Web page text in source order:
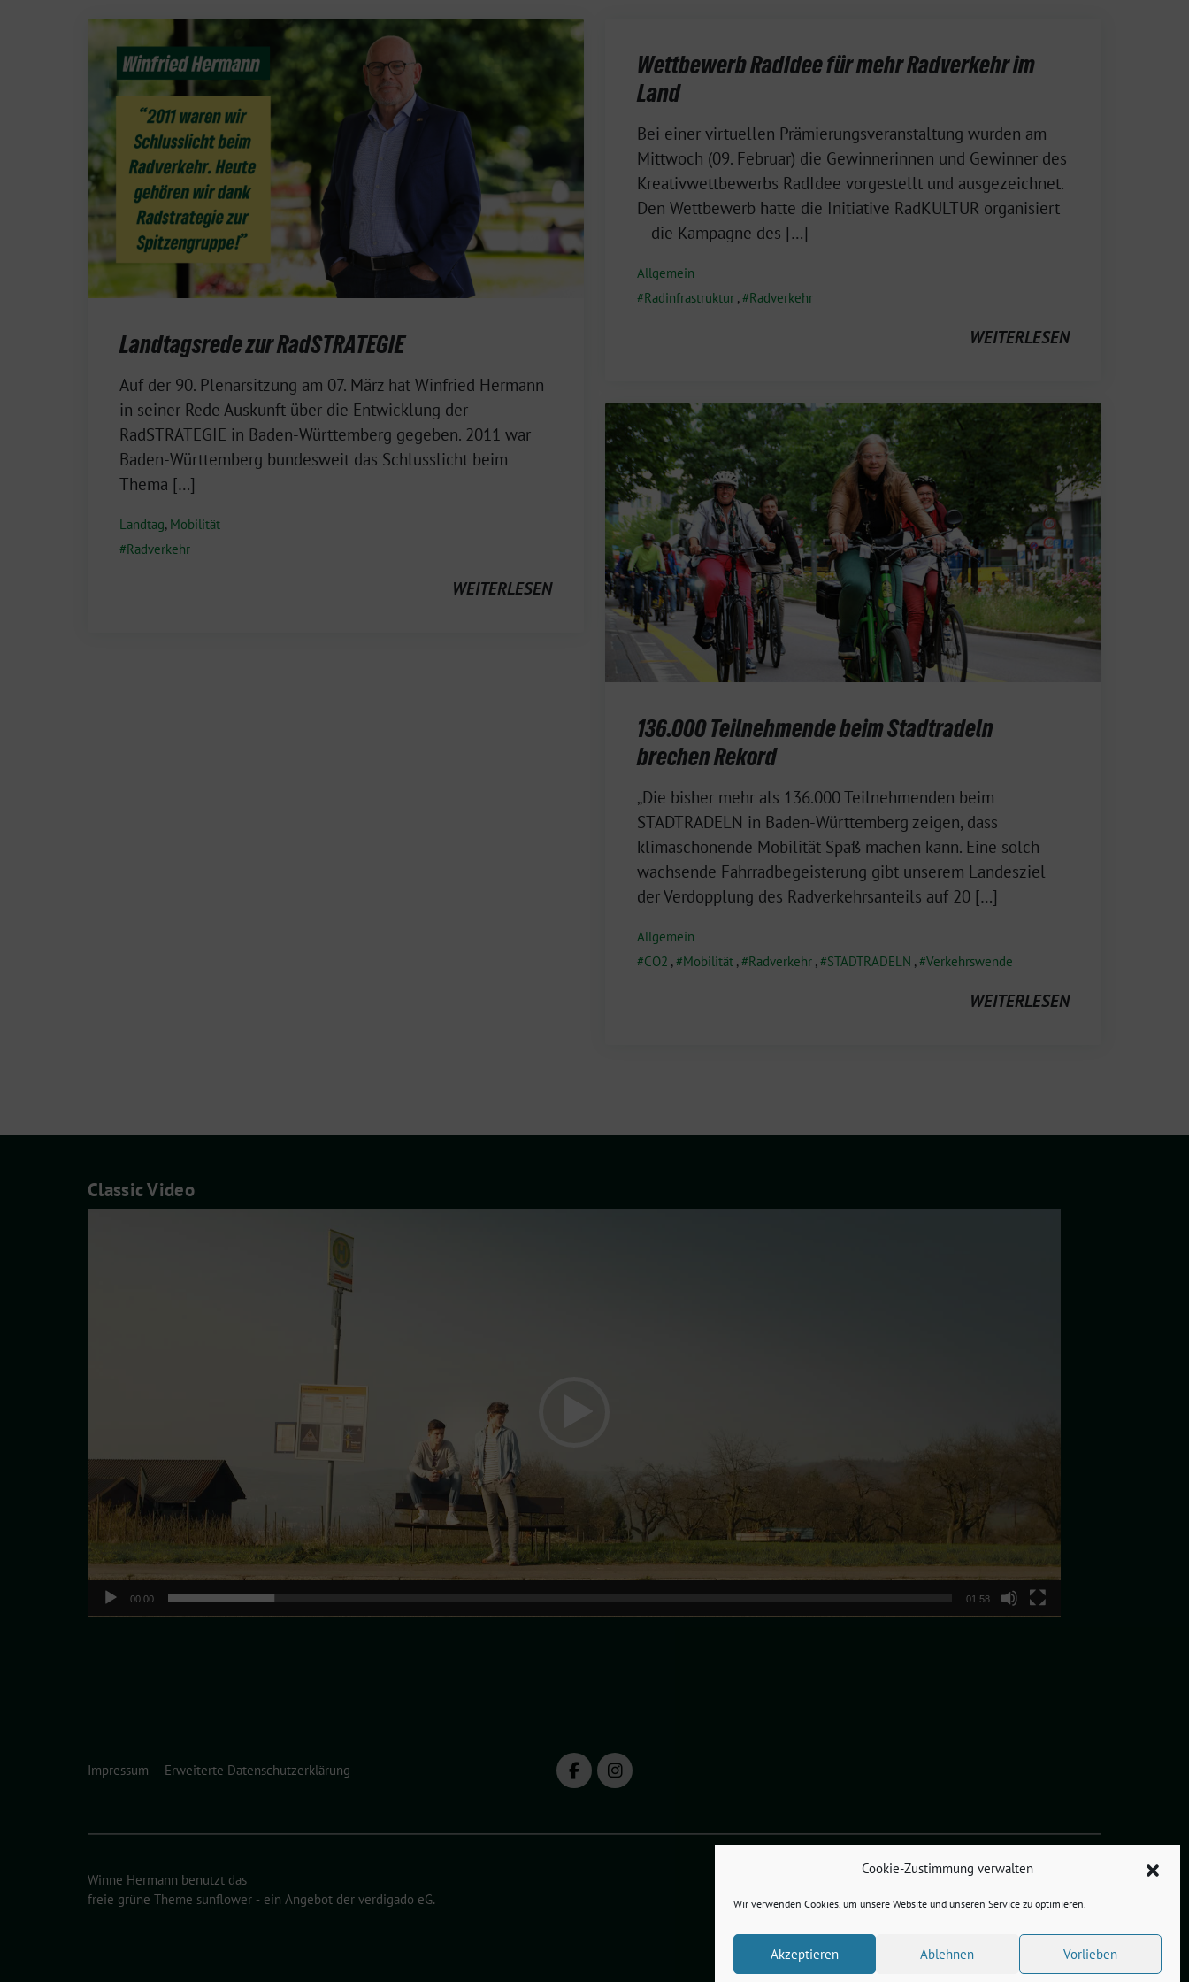
Cookie-Zustimmung verwalten
Wir verwenden Cookies, um unsere Website und unseren Service zu optimieren.
Akzeptieren Ablehnen Vorlieben
Landtagsrede zur RadSTRATEGIE
11.
März
2024
Auf der 90. Plenarsitzung am 07. März hat Winfried Hermann
in seiner Rede Auskunft über die Entwicklung der
RadSTRATEGIE in Baden-Württemberg gegeben. 2011 war
Baden-Württemberg bundesweit das Schlusslicht beim
Thema […]
Landtag, Mobilität
Radverkehr
WEITERLESEN
Wettbewerb RadIdee für mehr Radverkehr im
Land
10.
Februar
2022
Bei einer virtuellen Prämierungsveranstaltung wurden am
Mittwoch (09. Februar) die Gewinnerinnen und Gewinner des
Kreativwettbewerbs RadIdee vorgestellt und ausgezeichnet.
Den Wettbewerb hatte die Initiative RadKULTUR organisiert
– die Kampagne des […]
Allgemein
Radinfrastruktur , Radverkehr
WEITERLESEN
136.000 Teilnehmende beim Stadtradeln
brechen Rekord
24.
August
2021
„Die bisher mehr als 136.000 Teilnehmenden beim
STADTRADELN in Baden-Württemberg zeigen, dass
klimaschonende Mobilität Spaß machen kann. Eine solch
wachsende Fahrradbegeisterung gibt unserem Landesziel
der Verdopplung des Radverkehrsanteils auf 20 […]
Allgemein
CO2 , Mobilität , Radverkehr , STADTRADELN , Verkehrswende
WEITERLESEN
Classic Video
00:00 01:58
Impressum Erweiterte Datenschutzerklärung
Winne Hermann benutzt das
freie grüne Theme sunflower ‐ ein Angebot der verdigado eG.